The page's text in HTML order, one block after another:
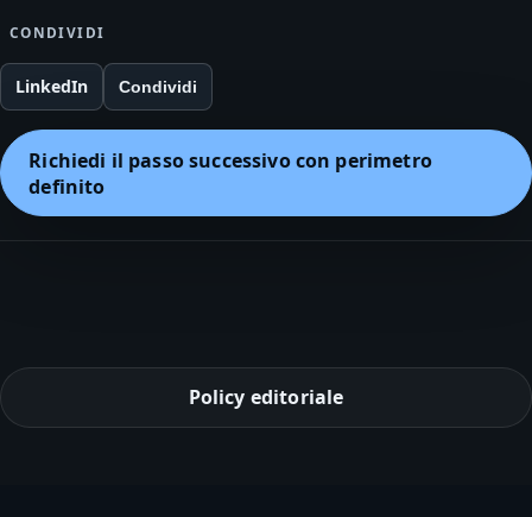
CONDIVIDI
LinkedIn Condividi
Richiedi il passo successivo con perimetro
definito
Policy editoriale